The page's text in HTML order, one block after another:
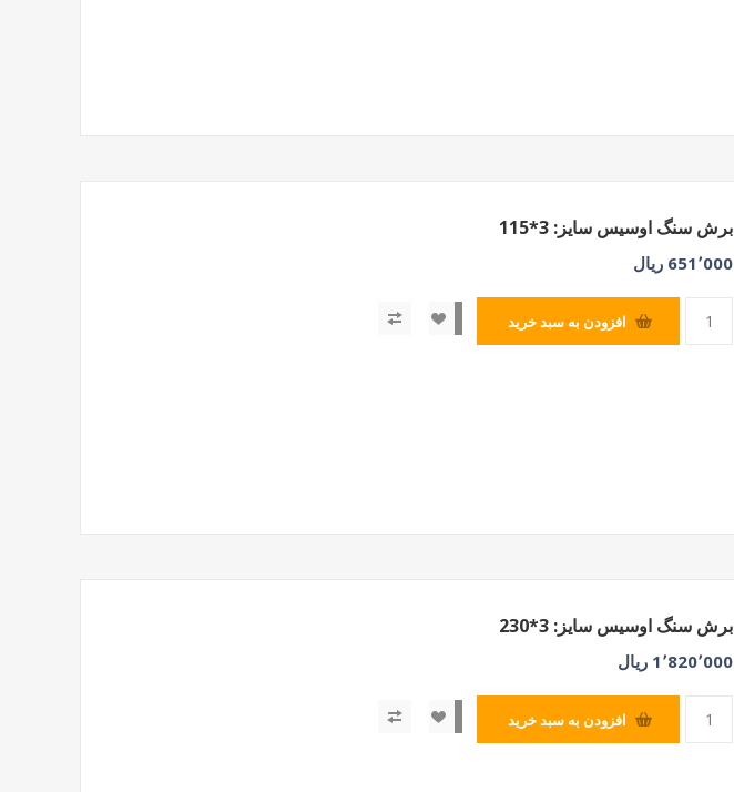
برش سنگ اوسیس سایز: 3*115
651٬000 ریال
افزودن به سبد خرید
برش سنگ اوسیس سایز: 3*230
1٬820٬000 ریال
افزودن به سبد خرید